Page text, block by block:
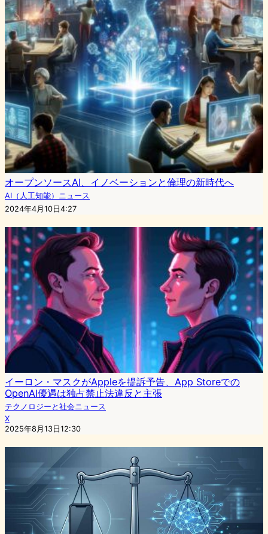
オープンソースAI、イノベーションと倫理の新時代へ
AI（人工知能）ニュース
2024年4月10日4:27
イーロン・マスクがAppleを提訴予告、App Storeでの
OpenAI優遇は独占禁止法違反と主張
テクノロジーと社会ニュース
X
2025年8月13日12:30